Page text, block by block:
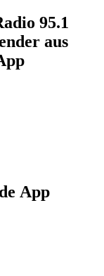
95.1
aus
App